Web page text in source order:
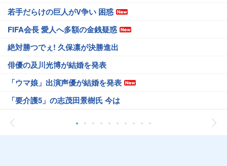
若手だらけの巨人がV争い 困惑
FIFA会長 愛人へ多額の金銭疑惑
絶対勝つでぇ! 久保凛が決勝進出
俳優の及川光博が結婚を発表
「ウマ娘」出演声優が結婚を発表
「要介護5」の志茂田景樹氏 今は